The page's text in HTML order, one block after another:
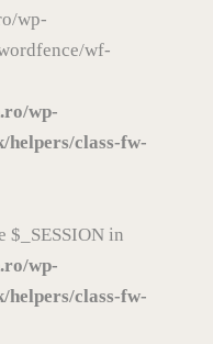
wp-
wf-
wp-
helpers/class-fw-
$_SESSION in
wp-
helpers/class-fw-